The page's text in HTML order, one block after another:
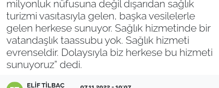
milyonluk nüfusuna değil dışarıdan sağlık
turizmi vasıtasıyla gelen, başka vesilelerle
gelen herkese sunuyor. Sağlık hizmetinde bir
vatandaşlık taassubu yok. Sağlık hizmeti
evrenseldir. Dolaysıyla biz herkese bu hizmeti
sunuyoruz” dedi.
ELIF TILBAÇ